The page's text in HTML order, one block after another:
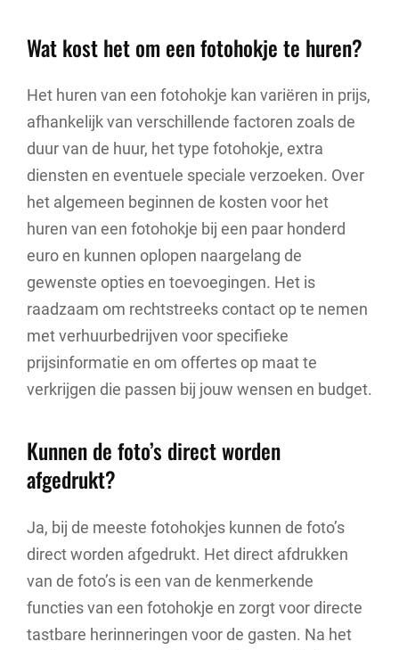
Wat kost het om een fotohokje te huren?
Het huren van een fotohokje kan variëren in prijs,
afhankelijk van verschillende factoren zoals de
duur van de huur, het type fotohokje, extra
diensten en eventuele speciale verzoeken. Over
het algemeen beginnen de kosten voor het
huren van een fotohokje bij een paar honderd
euro en kunnen oplopen naargelang de
gewenste opties en toevoegingen. Het is
raadzaam om rechtstreeks contact op te nemen
met verhuurbedrijven voor specifieke
prijsinformatie en om offertes op maat te
verkrijgen die passen bij jouw wensen en budget.
Kunnen de foto’s direct worden
afgedrukt?
Ja, bij de meeste fotohokjes kunnen de foto’s
direct worden afgedrukt. Het direct afdrukken
van de foto’s is een van de kenmerkende
functies van een fotohokje en zorgt voor directe
tastbare herinneringen voor de gasten. Na het